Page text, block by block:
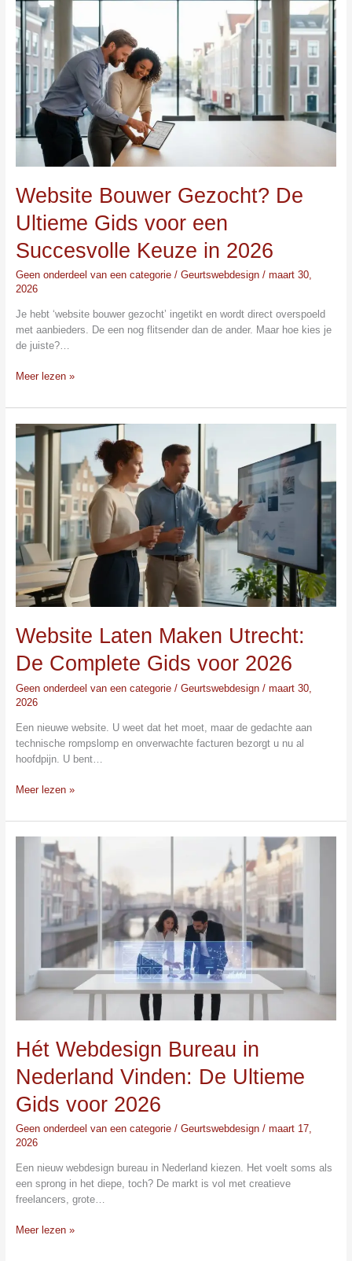
Website Bouwer Gezocht? De
Ultieme Gids voor een
Succesvolle Keuze in 2026
Geen onderdeel van een categorie/ Geurtswebdesign / maart 30,
2026
Je hebt ‘website bouwer gezocht’ ingetikt en wordt direct overspoeld
met aanbieders. De een nog flitsender dan de ander. Maar hoe kies je
de juiste?…
Bouwer
Gezocht?
De
Ultieme
Gids
een
Succesvolle
Keuze
Meer lezen »
Website Laten Maken Utrecht:
De Complete Gids voor 2026
Geen onderdeel van een categorie/ Geurtswebdesign / maart 30,
2026
Een nieuwe website. U weet dat het moet, maar de gedachte aan
technische rompslomp en onverwachte facturen bezorgt u nu al
hoofdpijn. U bent…
Website
Maken
Utrecht:
De
Complete
Gids
voor
2026
Meer lezen »
Hét Webdesign Bureau in
Nederland Vinden: De Ultieme
Gids voor 2026
Geen onderdeel van een categorie/ Geurtswebdesign / maart 17,
2026
Een nieuw webdesign bureau in Nederland kiezen. Het voelt soms als
een sprong in het diepe, toch? De markt is vol met creatieve
freelancers, grote…
Webdesign
Nederland
Vinden:
Ultieme
Meer lezen »